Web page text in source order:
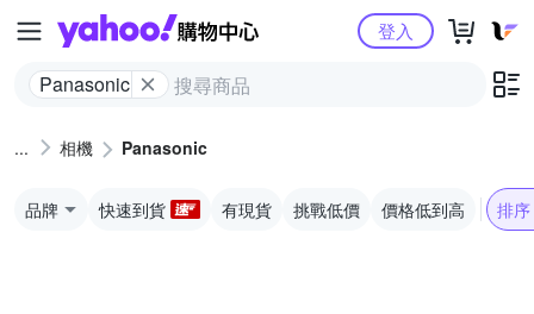
Yahoo購物中心
Panasonic
登入
相機 Panasonic
品牌 快速到貨 有現貨 挑戰低價 價格低到高 排序